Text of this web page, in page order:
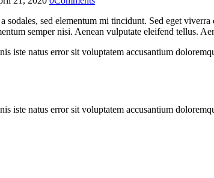
sodales, sed elementum mi tincidunt. Sed eget
semper nisi. Aenean vulputate eleifend tellus.
iste natus error sit voluptatem accusantium
iste natus error sit voluptatem accusantium